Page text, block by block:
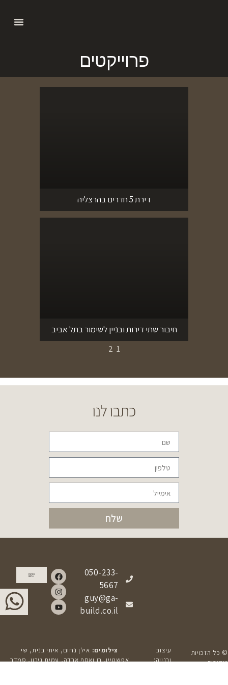
פרוייקטים
דירת 5 חדרים בהרצליה
חיבור שתי דירות ובניין לשימור בתל אביב
1
2
כתבו לנו
שלח
050-233-
5667
guy@ga-
build.co.il
הצהרת
נגישות
© כל הזכויות
שמורות –
עיצוב
ובנייה:
צילומים: אילן נחום, איתי בנית, שי
אפשטיין, רן ואסף ארדה, עמית גירון, סמדר